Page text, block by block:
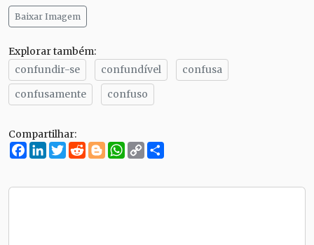
Baixar Imagem
Explorar também:
confundir-se
confundível
confusa
confusamente
confuso
Compartilhar:
Facebook
LinkedIn
Twitter
RedditBloggerWhatsApp
Copy
Link